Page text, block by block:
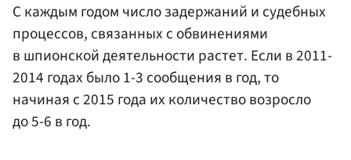
С каждым годом число задержаний и судебных
процессов, связанных с обвинениями
в шпионской деятельности растет. Если в 2011-
2014 годах было 1-3 сообщения в год, то
начиная с 2015 года их количество возросло
до 5-6 в год.